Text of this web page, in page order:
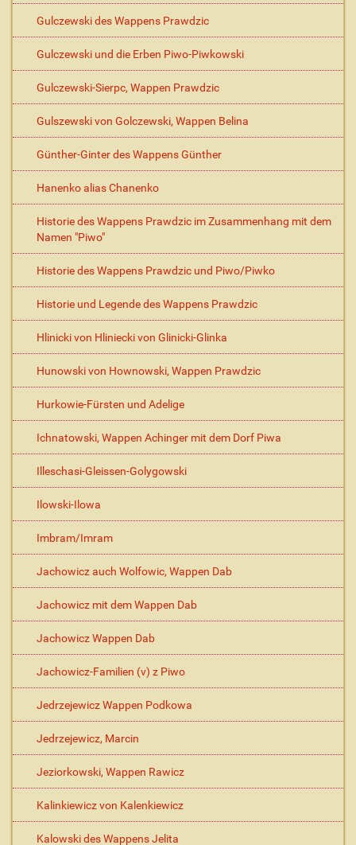
Gulczewski des Wappens Prawdzic
Gulczewski und die Erben Piwo-Piwkowski
Gulczewski-Sierpc, Wappen Prawdzic
Gulszewski von Golczewski, Wappen Belina
Günther-Ginter des Wappens Günther
Hanenko alias Chanenko
Historie des Wappens Prawdzic im Zusammenhang mit dem
Namen "Piwo"
Historie des Wappens Prawdzic und Piwo/Piwko
Historie und Legende des Wappens Prawdzic
Hlinicki von Hliniecki von Glinicki-Glinka
Hunowski von Hownowski, Wappen Prawdzic
Hurkowie-Fürsten und Adelige
Ichnatowski, Wappen Achinger mit dem Dorf Piwa
Illeschasi-Gleissen-Golygowski
Ilowski-Ilowa
Imbram/Imram
Jachowicz auch Wolfowic, Wappen Dab
Jachowicz mit dem Wappen Dab
Jachowicz Wappen Dab
Jachowicz-Familien (v) z Piwo
Jedrzejewicz Wappen Podkowa
Jedrzejewicz, Marcin
Jeziorkowski, Wappen Rawicz
Kalinkiewicz von Kalenkiewicz
Kalowski des Wappens Jelita